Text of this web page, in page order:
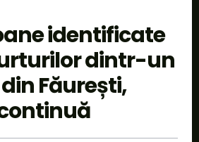
identificate
dintr-un
Făurești,